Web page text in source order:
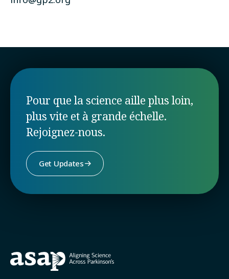
Pour que la science aille plus loin,
plus vite et à grande échelle.
Rejoignez-nous.
Get Updates